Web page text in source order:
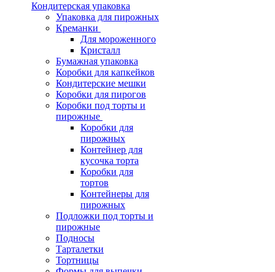
Кондитерская упаковка
Упаковка для пирожных
Креманки
Для мороженного
Кристалл
Бумажная упаковка
Коробки для капкейков
Кондитерские мешки
Коробки для пирогов
Коробки под торты и
пирожные
Коробки для
пирожных
Контейнер для
кусочка торта
Коробки для
тортов
Контейнеры для
пирожных
Подложки под торты и
пирожные
Подносы
Тарталетки
Тортницы